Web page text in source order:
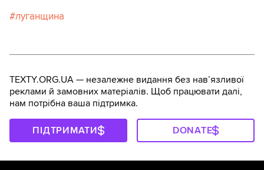
луганщина
TEXTY.ORG.UA — незалежне видання без навʼязливої
реклами й замовних матеріалів. Щоб працювати далі,
нам потрібна ваша підтримка.
ПІДТРИМАТИ DONATE